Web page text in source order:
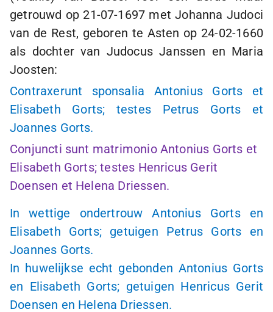
getrouwd op 21-07-1697 met Johanna Judoci
van de Rest, geboren te Asten op 24-02-1660
als dochter van Judocus Janssen en Maria
Joosten:
Contraxerunt sponsalia Antonius Gorts et
Elisabeth Gorts; testes Petrus Gorts et
Joannes Gorts.
Conjuncti sunt matrimonio Antonius Gorts et
Elisabeth Gorts; testes Henricus Gerit
Doensen et Helena Driessen.
In wettige ondertrouw Antonius Gorts en
Elisabeth Gorts; getuigen Petrus Gorts en
Joannes Gorts.
In huwelijkse echt gebonden Antonius Gorts
en Elisabeth Gorts; getuigen Henricus Gerit
Doensen en Helena Driessen.